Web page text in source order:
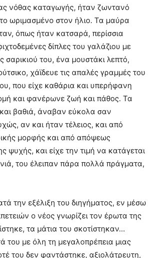
νόθας καταγωγής, ήταν ζωντανό
ωριμασμένο στον ήλιο. Τα μαύρα
όπως ήταν κατσαρά, περίσσια
δίπλες του γαλάζιου με
σαρικιού του, ένα μουστάκι λεπτό,
χάϊδευε τις απαλές γραμμές του
που είχε καθάρια και υπερήφανη
και φανέρωνε ζωή και πάθος. Τα
βαθιά, άναβαν εύκολα σαν
αν και ήταν τέλειος, και από
μορφής και από απόψεως
ψυχής, και είχε την τιμή να κατάγεται
του έλειπαν πάρα πολλά πράγματα,
την εξέλιξη του διηγήματος, εν μέσω
ο νέος γνωρίζει τον έρωτα της
τα μάτια του σκοτίστηκαν…
του με όλη τη μεγαλοπρέπεια μιας
του δεν φαντάστηκε, αξιολάτρευτη,